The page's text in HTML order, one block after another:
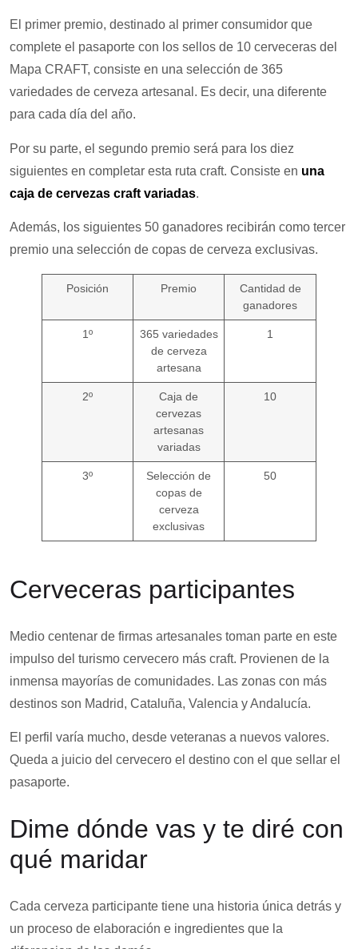
El primer premio, destinado al primer consumidor que
complete el pasaporte con los sellos de 10 cerveceras del
Mapa CRAFT, consiste en una selección de 365
variedades de cerveza artesanal. Es decir, una diferente
para cada día del año.
Por su parte, el segundo premio será para los diez
siguientes en completar esta ruta craft. Consiste en una
caja de cervezas craft variadas.
Además, los siguientes 50 ganadores recibirán como tercer
premio una selección de copas de cerveza exclusivas.
Posición Premio
Cantidad de
ganadores
1º
365 variedades
de cerveza
artesana
1
2º
Caja de
cervezas
artesanas
variadas
10
3º
Selección de
copas de
cerveza
exclusivas
50
Cerveceras participantes
Medio centenar de firmas artesanales toman parte en este
impulso del turismo cervecero más craft. Provienen de la
inmensa mayorías de comunidades. Las zonas con más
destinos son Madrid, Cataluña, Valencia y Andalucía.
El perfil varía mucho, desde veteranas a nuevos valores.
Queda a juicio del cervecero el destino con el que sellar el
pasaporte.
Dime dónde vas y te diré con
qué maridar
Cada cerveza participante tiene una historia única detrás y
un proceso de elaboración e ingredientes que la